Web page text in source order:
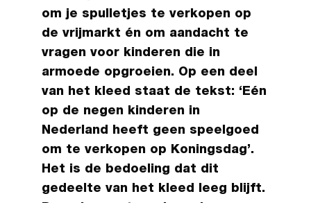
om je spulletjes te verkopen op
de vrijmarkt én om aandacht te
vragen voor kinderen die in
armoede opgroeien. Op een deel
van het kleed staat de tekst: ‘Eén
op de negen kinderen in
Nederland heeft geen speelgoed
om te verkopen op Koningsdag’.
Het is de bedoeling dat dit
gedeelte van het kleed leeg blijft.